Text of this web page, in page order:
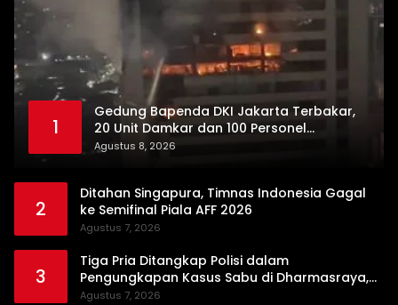
1
Gedung Bapenda DKI Jakarta Terbakar,
20 Unit Damkar dan 100 Personel
Dikerahkan
Agustus 8, 2026
2
Ditahan Singapura, Timnas Indonesia Gagal
ke Semifinal Piala AFF 2026
Agustus 7, 2026
3
Tiga Pria Ditangkap Polisi dalam
Pengungkapan Kasus Sabu di Dharmasraya,
Timbangan Digital hingga Bong Disita
Agustus 7, 2026